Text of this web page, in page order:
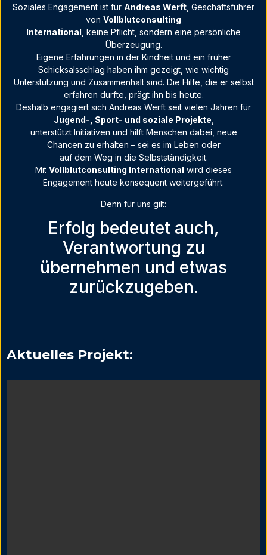
Soziales Engagement ist für Andreas Werft , Geschäftsführer
von Vollblutconsulting
International , keine Pflicht, sondern eine persönliche
Überzeugung.
Eigene Erfahrungen in der Kindheit und ein früher
Schicksalsschlag haben ihm gezeigt, wie wichtig
Unterstützung und Zusammenhalt sind. Die Hilfe, die er selbst
erfahren durfte, prägt ihn bis heute.
Deshalb engagiert sich Andreas Werft seit vielen Jahren für
Jugend-, Sport- und soziale Projekte
unterstützt Initiativen und hilft Menschen dabei, neue
Chancen zu erhalten – sei es im Leben oder
auf dem Weg in die Selbstständigkeit.
Mit Vollblutconsulting International wird dieses
Engagement heute konsequent weitergeführt.
Denn für uns gilt:
Erfolg bedeutet auch,
Verantwortung zu
übernehmen und etwas
zurückzugeben.
Aktuelles Projekt: